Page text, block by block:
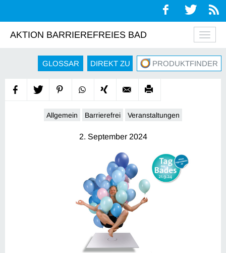
AKTION BARRIEREFREIES BAD
GLOSSAR DIREKT ZU PRODUKTFINDER
Allgemein Barrierefrei Veranstaltungen
2. September 2024